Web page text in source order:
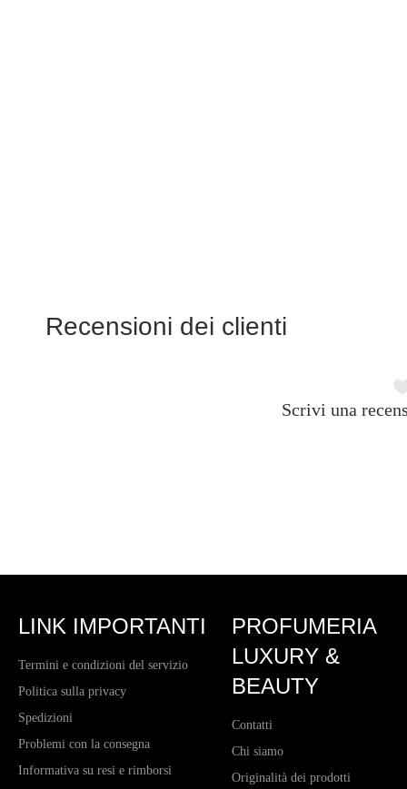
Recensioni dei clienti
Scrivi una
LINK IMPORTANTI
Termini e condizioni del servizio
Politica sulla privacy
Spedizioni
Problemi con la consegna
Informativa su resi e rimborsi
PROFUMERIA
LUXURY &
BEAUTY
Contatti
Chi siamo
Originalità dei prodotti